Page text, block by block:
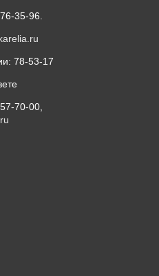
35-96.
78-53-17
70-00,